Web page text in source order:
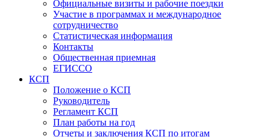
Официальные визиты и рабочие поездки
Участие в программах и международное
сотрудничество
Статистическая информация
Контакты
Общественная приемная
ЕГИССО
КСП
Положение о КСП
Руководитель
Регламент КСП
План работы на год
Отчеты и заключения КСП по итогам